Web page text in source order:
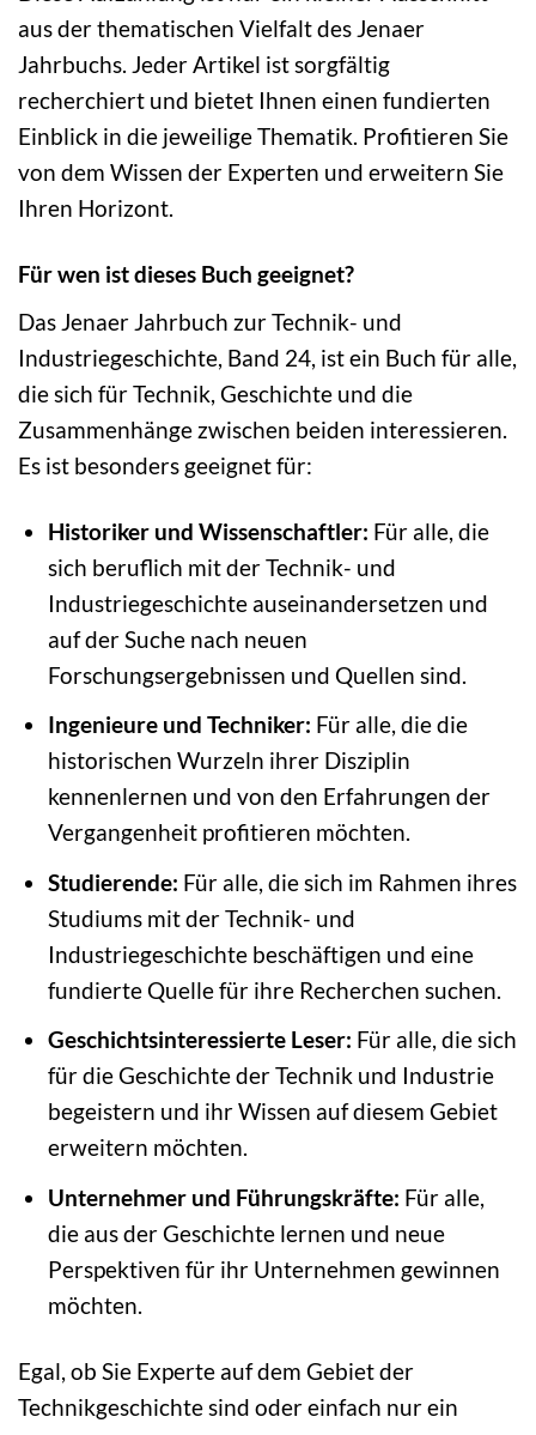
aus der thematischen Vielfalt des Jenaer
Jahrbuchs. Jeder Artikel ist sorgfältig
recherchiert und bietet Ihnen einen fundierten
Einblick in die jeweilige Thematik. Profitieren Sie
von dem Wissen der Experten und erweitern Sie
Ihren Horizont.
Für wen ist dieses Buch geeignet?
Das Jenaer Jahrbuch zur Technik- und
Industriegeschichte, Band 24, ist ein Buch für alle,
die sich für Technik, Geschichte und die
Zusammenhänge zwischen beiden interessieren.
Es ist besonders geeignet für:
Historiker und Wissenschaftler: Für alle, die
sich beruflich mit der Technik- und
Industriegeschichte auseinandersetzen und
auf der Suche nach neuen
Forschungsergebnissen und Quellen sind.
Ingenieure und Techniker: Für alle, die die
historischen Wurzeln ihrer Disziplin
kennenlernen und von den Erfahrungen der
Vergangenheit profitieren möchten.
Studierende: Für alle, die sich im Rahmen ihres
Studiums mit der Technik- und
Industriegeschichte beschäftigen und eine
fundierte Quelle für ihre Recherchen suchen.
Geschichtsinteressierte Leser: Für alle, die sich
für die Geschichte der Technik und Industrie
begeistern und ihr Wissen auf diesem Gebiet
erweitern möchten.
Unternehmer und Führungskräfte: Für alle,
die aus der Geschichte lernen und neue
Perspektiven für ihr Unternehmen gewinnen
möchten.
Egal, ob Sie Experte auf dem Gebiet der
Technikgeschichte sind oder einfach nur ein